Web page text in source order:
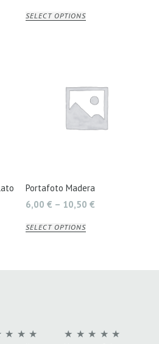
SELECT OPTIONS
Portafoto Madera
6,00 € – 10,50 €
SELECT OPTIONS
★ ★ ★ ★ ★ ★ ★ ★